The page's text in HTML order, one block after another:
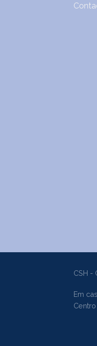
CSH -
Em